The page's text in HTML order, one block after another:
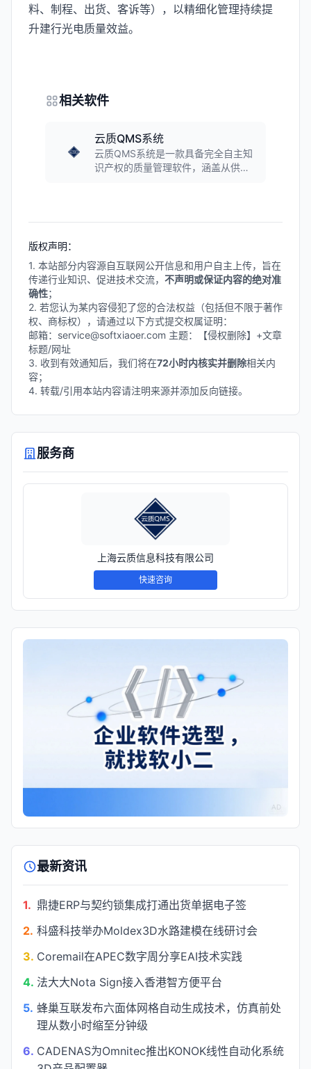
料、制程、出货、客诉等），以精细化管理持续提
升建行光电质量效益。
相关软件
云质QMS系统
云质QMS系统是一款具备完全自主知
识产权的质量管理软件，涵盖从供应
用也可联动，支持与ERP、MES、
作。
版权声明：
1. 本站部分内容源自互联网公开信息和用户自主上传，旨在
传递行业知识、促进技术交流， 不声明或保证内容的绝对准
确性；
2. 若您认为某内容侵犯了您的合法权益（包括但不限于著作
权、商标权），请通过以下方式提交权属证明：
邮箱：service@softxiaoer.com 主题：【侵权删除】+文章
标题/网址
3. 收到有效通知后，我们将在72小时内核实并删除相关内
容；
4. 转载/引用本站内容请注明来源并添加反向链接。
服务商
上海云质信息科技有限公司
快速咨询
AD
最新资讯
1. 鼎捷ERP与契约锁集成打通出货单据电子签
2. 科盛科技举办Moldex3D水路建模在线研讨会
3. Coremail在APEC数字周分享EAI技术实践
4. 法大大Nota Sign接入香港智方便平台
5. 蜂巢互联发布六面体网格自动生成技术，仿真前处
理从数小时缩至分钟级
6. CADENAS为Omnitec推出KONOK线性自动化系统